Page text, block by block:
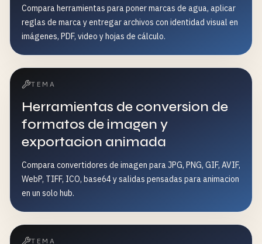
Compara herramientas para poner marcas de agua, aplicar
reglas de marca y entregar archivos con identidad visual en
imágenes, PDF, video y hojas de cálculo.
TEMA
Herramientas de conversion de
formatos de imagen y
exportacion animada
Compara convertidores de imagen para JPG, PNG, GIF, AVIF,
WebP, TIFF, ICO, base64 y salidas pensadas para animacion
en un solo hub.
TEMA